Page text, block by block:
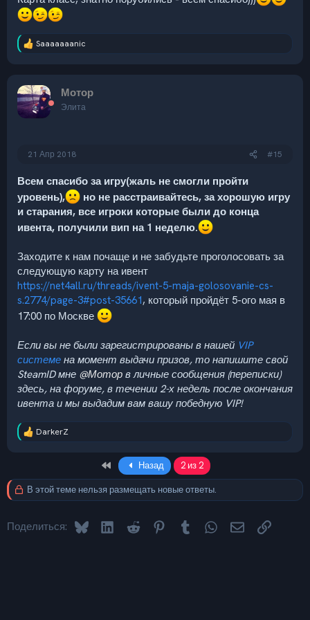
Следующий ивент на нашем Zombie сервере в
CS:S пройдёт 5-ого мая и
предложения по картам, то обязательно напишите
их вэтой теме
Приятной игры и удачи!
* - скин выдается на срок до окончания следующего
ивента.
** - если вы не были зарегистрированы в нашей
системена момент выдачи призов, то напишите
(переписки) здесь, на форуме, в течении 2-х недель
после окончания ивента и мы выдадим вам вашу
победную VIP!
е
к
ц
и
и
:
Р
ц
и
и
Saaaaaaanic
Мотор
Элита
21 Апр 2018 #15
Всем спасибо за игру(жаль не смогли пройти
уровень),
но не расстраивайтесь, за хорошую игру
и старания, все игроки которые были до конца
ивента, получили вип на 1 неделю.
Заходите к нам почаще и не забудьте проголосовать за
следующую карту на ивент
https://net4all.ru/threads/ivent-5-maja-golosovanie-cs-
s.2774/page-3#post-35661, который пройдёт 5-ого мая в
17:00 по Москве
Если вы не были зарегистрированы в нашей VIP
системе на момент выдачи призов, то напишите свой
SteamID мне @Мотор в личные сообщения (переписки)
здесь, на форуме, в течении 2-х недель после окончания
ивента и мы выдадим вам вашу победную VIP!
Р
ц
и
и
DarkerZ
First Назад 2 из 2
В этой теме нельзя размещать новые ответы.
Поделиться: Bluesky LinkedInReddit PinterestTumblr WhatsApp
Электронная
Ссылка